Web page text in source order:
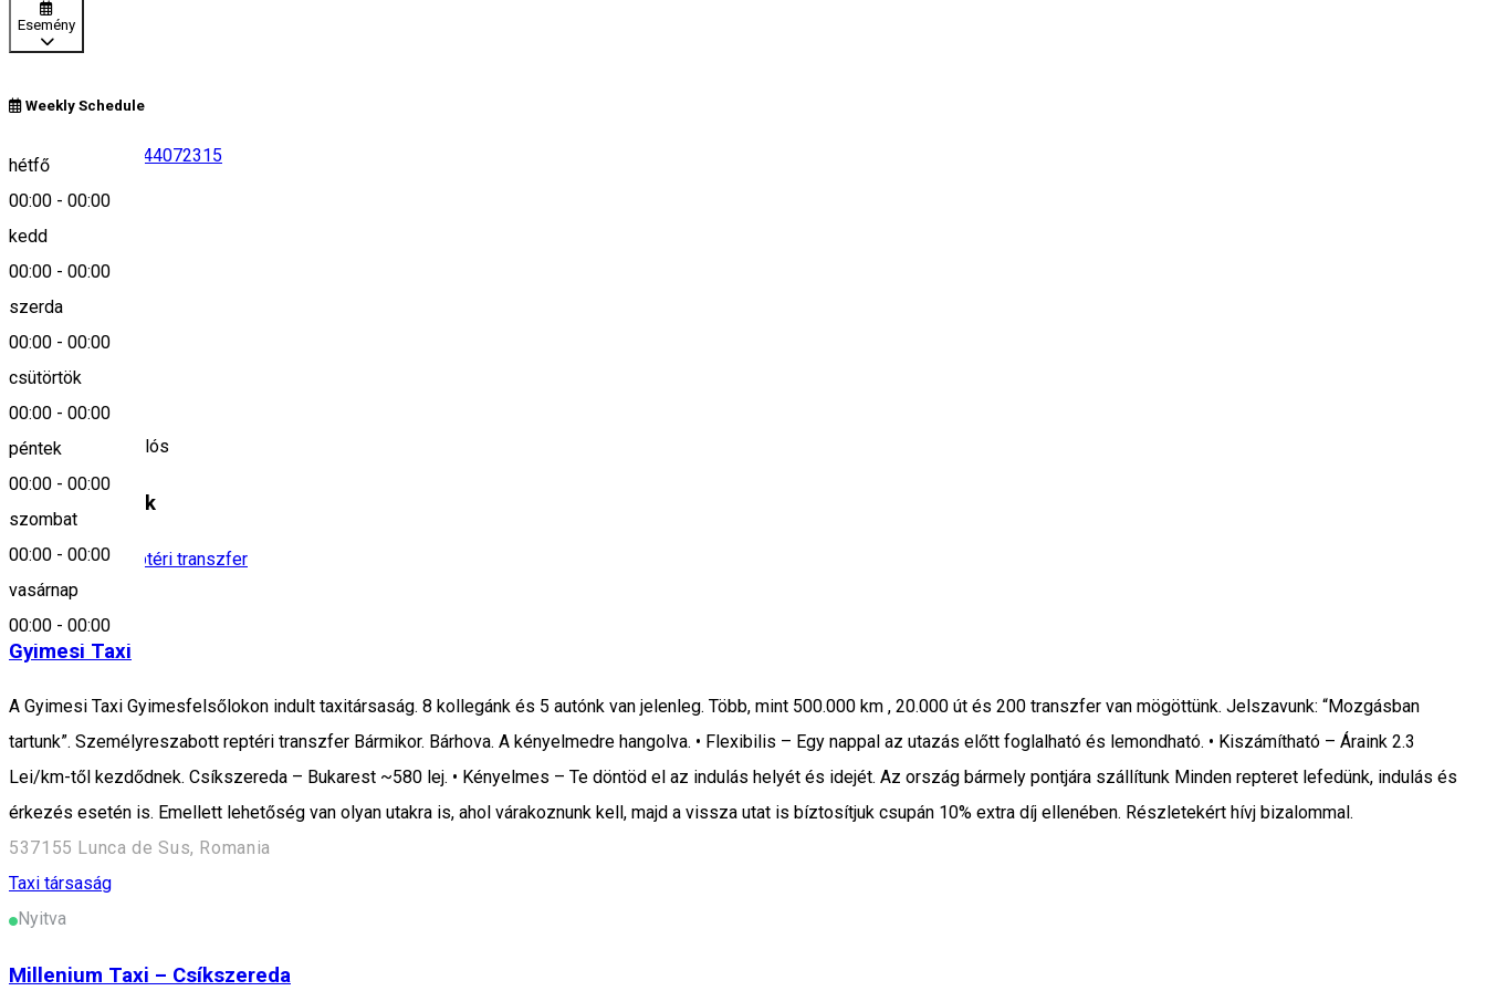
Esemény
Weekly Schedule
hétfő
00:00 - 00:00
kedd
00:00 - 00:00
szerda
00:00 - 00:00
csütörtök
00:00 - 00:00
péntek
00:00 - 00:00
szombat
00:00 - 00:00
vasárnap
00:00 - 00:00
0746136602 0744072315
Leírás
+40746136602
+40744072315
Gyergyószentmiklós
Hasonló helyek
Taxi társaság
Reptéri transzfer
Nyitva
Gyimesi Taxi
A Gyimesi Taxi Gyimesfelsőlokon indult taxitársaság. 8 kollegánk és 5 autónk van jelenleg. Több, mint 500.000 km , 20.000 út és 200 transzfer van mögöttünk. Jelszavunk: “Mozgásban
tartunk”. Személyreszabott reptéri transzfer Bármikor. Bárhova. A kényelmedre hangolva. • Flexibilis – Egy nappal az utazás előtt foglalható és lemondható. • Kiszámítható – Áraink 2.3
Lei/km-től kezdődnek. Csíkszereda – Bukarest ~580 lej. • Kényelmes – Te döntöd el az indulás helyét és idejét. Az ország bármely pontjára szállítunk Minden repteret lefedünk, indulás és
érkezés esetén is. Emellett lehetőség van olyan utakra is, ahol várakoznunk kell, majd a vissza utat is bíztosítjuk csupán 10% extra díj ellenében. Részletekért hívj bizalommal.
537155 Lunca de Sus, Romania
Taxi társaság
Nyitva
Millenium Taxi – Csíkszereda